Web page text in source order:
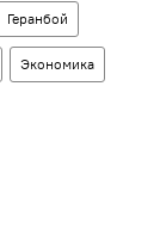
Геранбой
Экономика